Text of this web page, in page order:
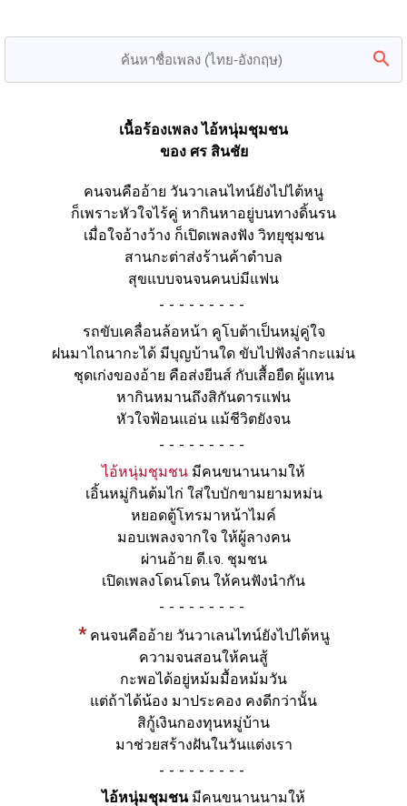
เนื้อร้องเพลง ไอ้หนุ่มชุมชน
ของ ศร สินชัย
คนจนคืออ้าย วันวาเลนไทน์ยังไปไต้หนู
ก็เพราะหัวใจไร้คู่ หากินหาอยู่บนทางดิ้นรน
เมื่อใจอ้างว้าง ก็เปิดเพลงฟัง วิทยุชุมชน
สานกะต่าส่งร้านค้าตำบล
สุขแบบจนจนคนบ่มีแฟน
-
รถขับเคลื่อนล้อหน้า คูโบต้าเป็นหมู่คู่ใจ
ฝนมาไถนากะได้ มีบุญบ้านใด ขับไปฟังลำกะแม่น
ชุดเก่งของอ้าย คือส่งยีนส์ กับเสื้อยืด ผู้แทน
หากินหมานถึงสิกันดารแฟน
หัวใจฟ้อนแอ่น แม้ชีวิตยังจน
-
ไอ้หนุ่มชุมชน มีคนขนานนามให้
เอิ้นหมู่กินต้มไก่ ใส่ใบบักขามยามหม่น
หยอดตู้โทรมาหน้าไมค์
มอบเพลงจากใจ ให้ผู้ลางคน
ผ่านอ้าย ดี.เจ. ชุมชน
เปิดเพลงโดนโดน ให้คนฟังนำกัน
-
*คนจนคืออ้าย วันวาเลนไทน์ยังไปไต้หนู
ความจนสอนให้คนสู้
กะพอได้อยู่หม้มมื้อหม้มวัน
แต่ถ้าได้น้อง มาประคอง คงดีกว่านั้น
สิกู้เงินกองทุนหมู่บ้าน
มาช่วยสร้างฝันในวันแต่งเรา
-
ไอ้หนุ่มชุมชนมีคนขนานนามให้